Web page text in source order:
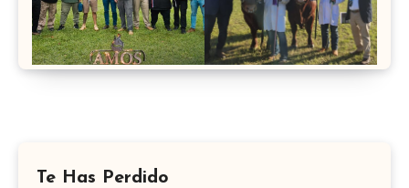
Te Has Perdido